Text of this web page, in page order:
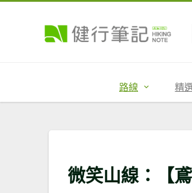
路線 精
微笑山線：【